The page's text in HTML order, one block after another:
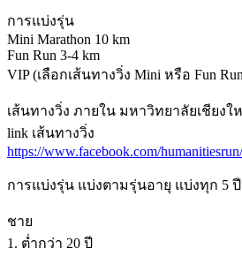
การแบ่งรุ่น
Mini Marathon 10 km
Fun Run 3-4 km
VIP (เลือกเส้นทางวิ่ง Mini หรือ Fun
เส้นทางวิ่ง ภายใน มหาวิทยาลัยเชียงใ
link เส้นทางวิ่ง
https://www.facebook.com/
การแบ่งรุ่น แบ่งตามรุ่นอายุ แบ่งทุก 5 ปี
ชาย
1. ต่ำกว่า 20 ปี